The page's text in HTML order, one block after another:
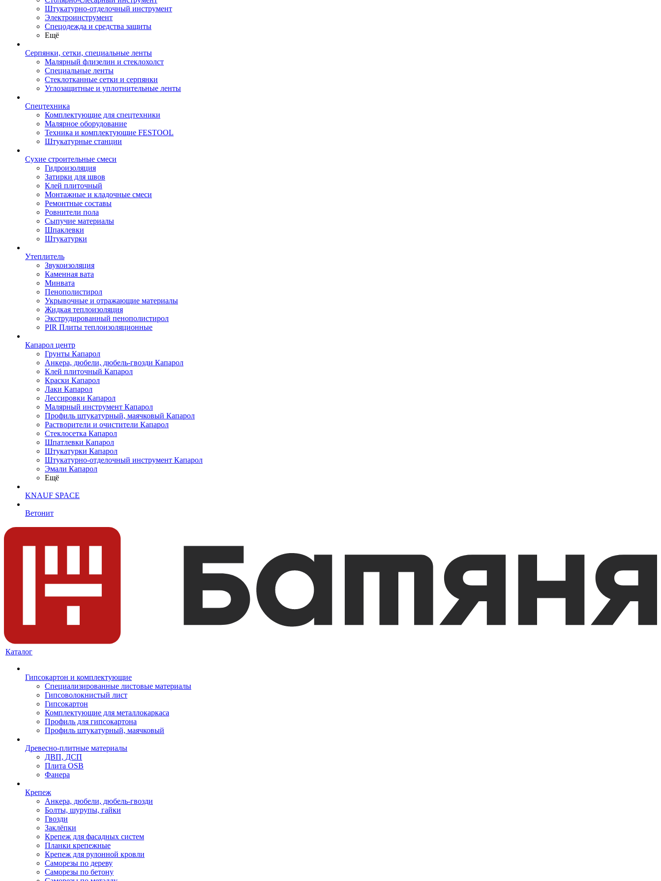
Штукатурно-отделочный инструмент
Электроинструмент
Спецодежда и средства защиты
Ещё
Серпянки, сетки, специальные ленты
Малярный флизелин и стеклохолст
Специальные ленты
Стеклотканные сетки и серпянки
Углозащитные и уплотнительные ленты
Спецтехника
Комплектующие для спецтехники
Малярное оборудование
Техника и комплектующие FESTOOL
Штукатурные станции
Сухие строительные смеси
Гидроизоляция
Затирки для швов
Клей плиточный
Монтажные и кладочные смеси
Ремонтные составы
Ровнители пола
Сыпучие материалы
Шпаклевки
Штукатурки
Утеплитель
Звукоизоляция
Каменная вата
Минвата
Пенополистирол
Укрывочные и отражающие материалы
Жидкая теплоизоляция
Экструдированный пенополистирол
PIR Плиты теплоизоляционные
Капарол центр
Грунты Капарол
Анкера, дюбели, дюбель-гвозди Капарол
Клей плиточный Капарол
Краски Капарол
Лаки Капарол
Лессировки Капарол
Малярный инструмент Капарол
Профиль штукатурный, маячковый Капарол
Растворители и очистители Капарол
Cтеклосетка Капарол
Шпатлевки Капарол
Штукатурки Капарол
Штукатурно-отделочный инструмент Капарол
Эмали Капарол
Ещё
KNAUF SPACE
Ветонит
Каталог
Гипсокартон и комплектующие
Специализированные листовые материалы
Гипсоволокнистый лист
Гипсокартон
Комплектующие для металлокаркаса
Профиль для гипсокартона
Профиль штукатурный, маячковый
Древесно-плитные материалы
ДВП, ДСП
Плита OSB
Фанера
Крепеж
Анкера, дюбели, дюбель-гвозди
Болты, шурупы, гайки
Гвозди
Заклёпки
Крепеж для фасадных систем
Планки крепежные
Крепеж для рулонной кровли
Саморезы по дереву
Саморезы по бетону